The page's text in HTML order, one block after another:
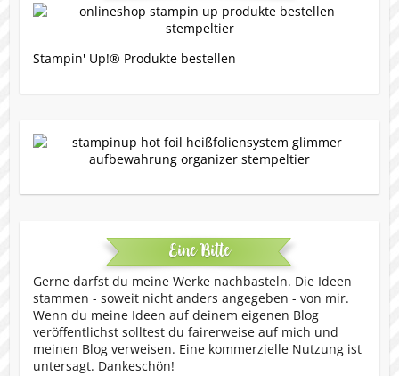
Stampin' Up!® Produkte bestellen
Eine Bitte
Gerne darfst du meine Werke nachbasteln. Die Ideen
stammen - soweit nicht anders angegeben - von mir.
Wenn du meine Ideen auf deinem eigenen Blog
veröffentlichst solltest du fairerweise auf mich und
meinen Blog verweisen. Eine kommerzielle Nutzung ist
untersagt. Dankeschön!